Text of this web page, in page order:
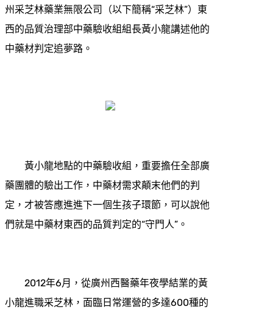
州采芝林藥業無限公司（以下簡稱“采芝林”）東
西的品質治理部中藥驗收組組長黃小龍講述他的
中藥材判定追夢路。
黃小龍地點的中藥驗收組，重要擔任全部廣
藥團體的驗出工作，中藥材需求顛末他們的判
定，才被答應進進下一個生孩子環節，可以說他
們就是中藥材東西的品質判定的“守門人”。
2012年6月，從廣州西醫藥年夜學結業的黃
小龍進職采芝林，面臨日常運營的多達600種的